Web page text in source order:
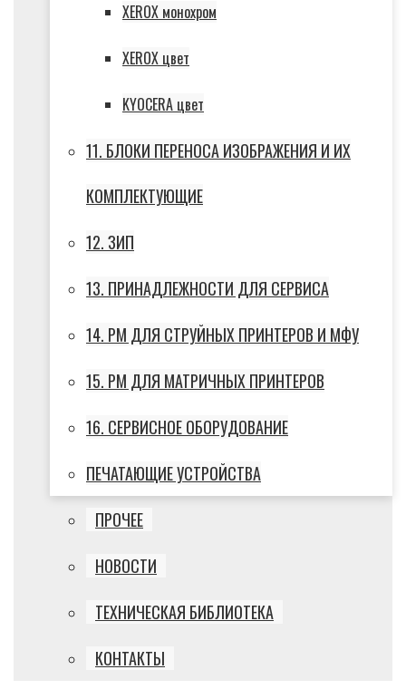
XEROX монохром
XEROX цвет
KYOCERA цвет
11. БЛОКИ ПЕРЕНОСА ИЗОБРАЖЕНИЯ И ИХ
КОМПЛЕКТУЮЩИЕ
12. ЗИП
13. ПРИНАДЛЕЖНОСТИ ДЛЯ СЕРВИСА
14. РМ ДЛЯ СТРУЙНЫХ ПРИНТЕРОВ И МФУ
15. РМ ДЛЯ МАТРИЧНЫХ ПРИНТЕРОВ
16. СЕРВИСНОЕ ОБОРУДОВАНИЕ
ПЕЧАТАЮЩИЕ УСТРОЙСТВА
ПРОЧЕЕ
НОВОСТИ
ТЕХНИЧЕСКАЯ БИБЛИОТЕКА
КОНТАКТЫ